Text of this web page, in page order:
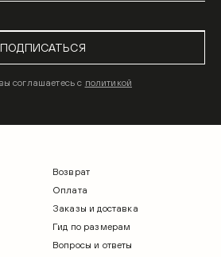
ПОДПИСАТЬСЯ
соглашаетесь с политикой
Возврат
Оплата
Заказы и доставка
Гид по размерам
Вопросы и ответы